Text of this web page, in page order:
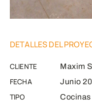
DETALLES DEL
CLIENTE Maxim
FECHA Junio
TIPO Cocinas